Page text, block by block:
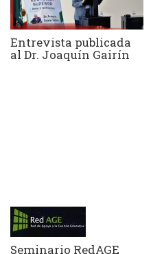
Entrevista publicada
al Dr. Joaquín Gairín
Seminario RedAGE